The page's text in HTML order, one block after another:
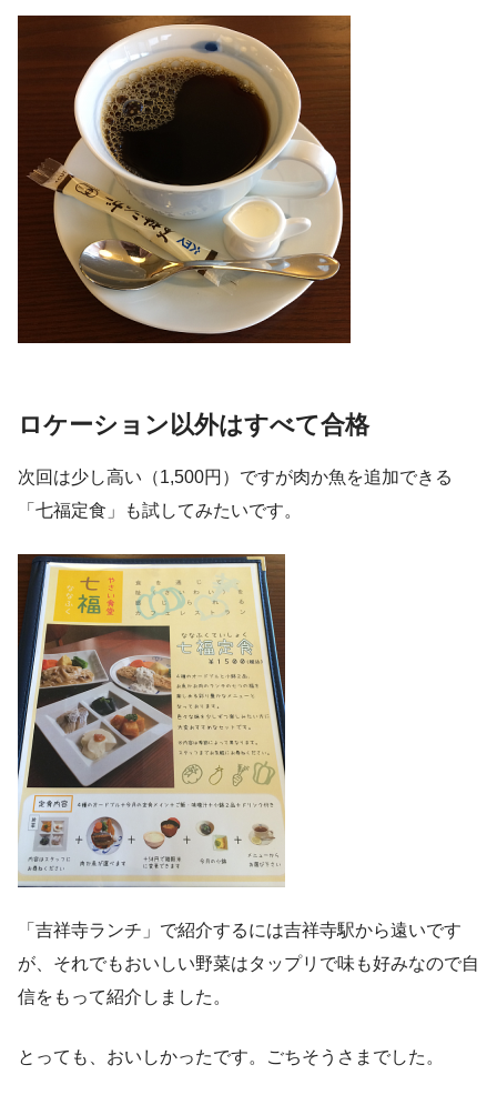
ロケーション以外はすべて合格
次回は少し高い（1,500円）ですが肉か魚を追加できる
「七福定食」も試してみたいです。
「吉祥寺ランチ」で紹介するには吉祥寺駅から遠いです
が、それでもおいしい野菜はタップリで味も好みなので自
信をもって紹介しました。
とっても、おいしかったです。ごちそうさまでした。